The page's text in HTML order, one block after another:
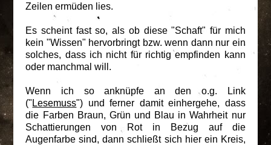
Zeilen ermüden lies.
Es scheint fast so, als ob diese "Schaft" für mich
kein "Wissen" hervorbringt bzw. wenn dann nur ein
solches, dass ich nicht für richtig empfinden kann
oder manchmal will.
Wenn ich so anknüpfe an den o.g. Link
(" Lesemuss") und ferner damit einhergehe, dass
die Farben Braun, Grün und Blau in Wahrheit nur
Schattierungen von Rot in Bezug auf die
Augenfarbe sind, dann schließt sich hier ein Kreis,